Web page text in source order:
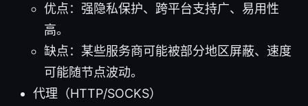
优点：强隐私保护、跨平台支持广、易用性
高。
缺点：某些服务商可能被部分地区屏蔽、速度
可能随节点波动。
代理（HTTP/SOCKS）